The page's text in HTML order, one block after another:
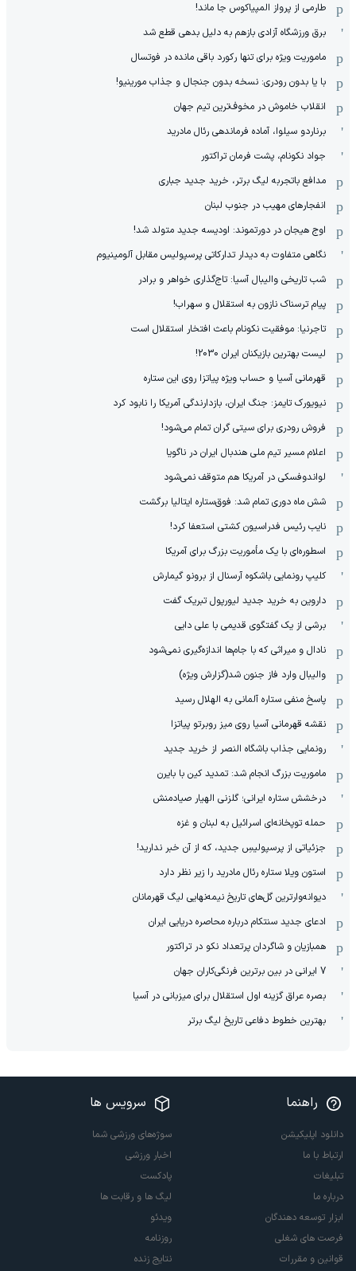
طارمی از پرواز المپیاکوس جا ماند!
برق ورزشگاه آزادی بازهم به دلیل بدهی قطع شد
ماموریت ویژه برای تنها رکورد باقی مانده در فوتسال
با یا بدون رودری: نسخه بدون جنجال و جذاب مورینیو!
انقلاب خاموش در مخوف‌‌ترین تیم جهان
برناردو سیلوا، آماده فرماندهی رئال مادرید
جواد نکونام، پشت فرمان تراکتور
مدافع باتجربه لیگ برتر، خرید جدید جباری
انفجارهای مهیب در جنوب لبنان
اوج هیجان در دورتموند: اودیسه جدید متولد شد!
نگاهی متفاوت به دیدار تدارکاتی پرسپولیس مقابل آلومینیوم
شب تاریخی والیبال آسیا: تاج‌گذاری خواهر و برادر
پیام ترسناک نازون به استقلال و سهراب!
تاجرنیا: موفقیت نکونام باعث افتخار استقلال است
لیست بهترین بازیکنان ایران 2030!
قهرمانی آسیا و حساب ویژه پیاتزا روی این ستاره
نیویورک تایمز: جنگ ایران، بازدارندگی آمریکا را نابود کرد
فروش رودری برای سیتی گران تمام می‌شود!
اعلام مسیر تیم ملی هندبال ایران در ناگویا
لواندوفسکی در آمریکا هم متوقف نمی‌شود
شش ماه دوری تمام شد: فوق‌ستاره ایتالیا برگشت
نایب رئیس فدراسیون کشتی استعفا کرد!
اسطوره‌ای با یک مأموریت بزرگ برای آمریکا
کلیپ رونمایی باشکوه آرسنال از برونو گیمارش
داروین به خرید جدید لیورپول تبریک گفت
برشی از یک گفتگوی قدیمی با علی دایی
نادال و میراثی که با جام‌ها اندازه‌گیری نمی‌شود
والیبال وارد فاز جنون شد(گزارش ویژه)
پاسخ منفی ستاره آلمانی به الهلال رسید
نقشه قهرمانی آسیا روی میز روبرتو پیاتزا
رونمایی جذاب باشگاه النصر از خرید جدید
ماموریت بزرگ انجام شد: تمدید کین با بایرن
درخشش ستاره ایرانی؛ گلزنی الهیار صیادمنش
حمله توپخانه‌ای اسرائیل به لبنان و غزه
جزئیاتی از پرسپولیسِ جدید، که از آن ‌خبر ندارید!
استون ویلا ستاره رئال مادرید را زیر نظر دارد
دیوانه‌وارترین گل‌های تاریخ نیمه‌نهایی لیگ قهرمانان
ادعای جدید سنتکام درباره محاصره دریایی ایران
همبازیان و شاگردان پرتعداد نکو در تراکتور
7 ایرانی در بین برترین فرنگی‌کاران جهان
بصره عراق گزینه اول استقلال برای میزبانی در آسیا
بهترین خطوط دفاعی تاریخ لیگ برتر
راهنما
دانلود اپلیکیشن
ارتباط با ما
تبلیغات
درباره ما
ابزار توسعه دهندگان
فرصت های شغلی
قوانین و مقررات
سرویس ها
سوژه‌های ورزشی شما
اخبار ورزشی
پادکست
لیگ ها و رقابت ها
ویدئو
روزنامه
نتایج زنده